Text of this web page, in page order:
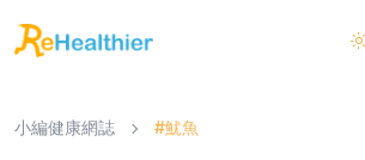
小編健康網誌 #魷魚